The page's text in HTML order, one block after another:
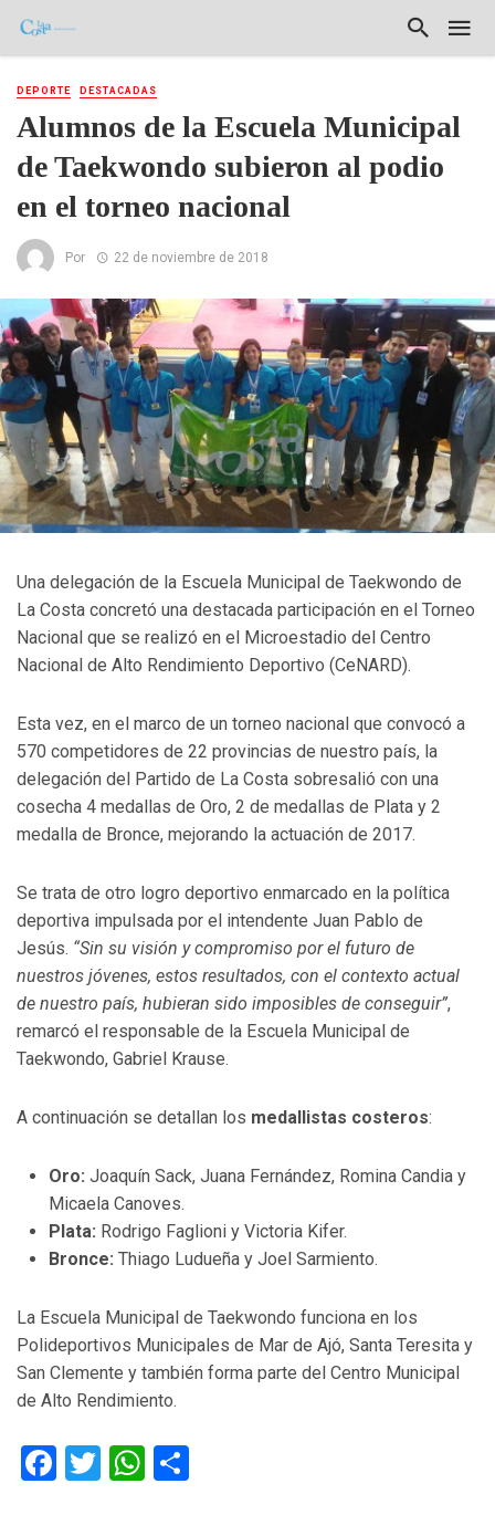
DEPORTE DESTACADAS
Alumnos de la Escuela Municipal
de Taekwondo subieron al podio
en el torneo nacional
Por 22 de noviembre de 2018
Una delegación de la Escuela Municipal de Taekwondo de
La Costa concretó una destacada participación en el Torneo
Nacional que se realizó en el Microestadio del Centro
Nacional de Alto Rendimiento Deportivo (CeNARD).
Esta vez, en el marco de un torneo nacional que convocó a
570 competidores de 22 provincias de nuestro país, la
delegación del Partido de La Costa sobresalió con una
cosecha 4 medallas de Oro, 2 de medallas de Plata y 2
medalla de Bronce, mejorando la actuación de 2017.
Se trata de otro logro deportivo enmarcado en la política
deportiva impulsada por el intendente Juan Pablo de
Jesús. “Sin su visión y compromiso por el futuro de
nuestros jóvenes, estos resultados, con el contexto actual
de nuestro país, hubieran sido imposibles de conseguir”,
remarcó el responsable de la Escuela Municipal de
Taekwondo, Gabriel Krause.
A continuación se detallan los medallistas costeros:
Oro: Joaquín Sack, Juana Fernández, Romina Candia y
Micaela Canoves.
Plata: Rodrigo Faglioni y Victoria Kifer.
Bronce: Thiago Ludueña y Joel Sarmiento.
La Escuela Municipal de Taekwondo funciona en los
Polideportivos Municipales de Mar de Ajó, Santa Teresita y
San Clemente y también forma parte del Centro Municipal
de Alto Rendimiento.
Facebook
TwitterWhatsApp